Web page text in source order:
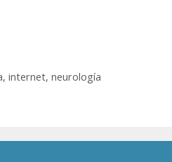
, internet, neurología